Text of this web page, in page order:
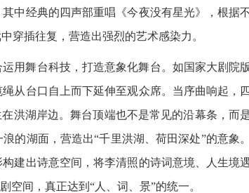
中经典的四声部重唱《今夜没有星光》，根据
穿插往复，营造出强烈的艺术感染力。
舞台科技，打造意象化舞台。如国家大剧院版
从台口自上而下延伸至观众席。当序曲响起，
洪湖岸边。舞台顶端也不是常见的沿幕条，而
的湖面，营造出“千里洪湖、荷田深处”的意象
建出诗意空间，将李清照的诗词意境、人生境
空间，真正达到“人、词、景”的统一。